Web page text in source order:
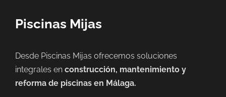
Piscinas Mijas
Desde Piscinas Mijas ofrecemos soluciones
integrales en construcción, mantenimiento y
reforma de piscinas en Málaga.